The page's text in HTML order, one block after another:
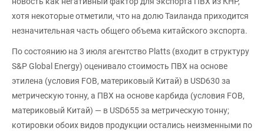
хотя некоторые отметили, что на долю Таиланда приходится
незначительная часть общего объема китайского экспорта.
По состоянию на 3 июля агентство Platts (входит в структуру
S&P Global Energy) оценивало стоимость ПВХ на основе
этилена (условия FOB, материковый Китай) в USD630 за
метрическую тонну, а ПВХ на основе карбида (условия FOB,
материковый Китай) — в USD655 за метрическую тонну;
котировки обоих видов продукции остались неизменными по